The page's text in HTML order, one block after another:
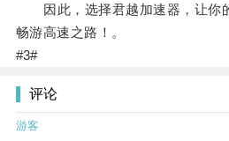
因此，选择君越加速器，让你
畅游高速之路！。
#3#
评论
游客